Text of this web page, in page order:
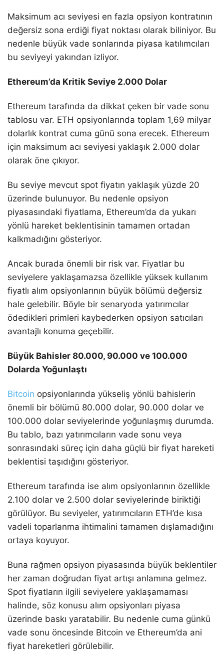
Maksimum acı seviyesi en fazla opsiyon kontratının
değersiz sona erdiği fiyat noktası olarak biliniyor. Bu
nedenle büyük vade sonlarında piyasa katılımcıları
bu seviyeyi yakından izliyor.
Ethereum’da Kritik Seviye 2.000 Dolar
Ethereum tarafında da dikkat çeken bir vade sonu
tablosu var. ETH opsiyonlarında toplam 1,69 milyar
dolarlık kontrat cuma günü sona erecek. Ethereum
için maksimum acı seviyesi yaklaşık 2.000 dolar
olarak öne çıkıyor.
Bu seviye mevcut spot fiyatın yaklaşık yüzde 20
üzerinde bulunuyor. Bu nedenle opsiyon
piyasasındaki fiyatlama, Ethereum’da da yukarı
yönlü hareket beklentisinin tamamen ortadan
kalkmadığını gösteriyor.
Ancak burada önemli bir risk var. Fiyatlar bu
seviyelere yaklaşamazsa özellikle yüksek kullanım
fiyatlı alım opsiyonlarının büyük bölümü değersiz
hale gelebilir. Böyle bir senaryoda yatırımcılar
ödedikleri primleri kaybederken opsiyon satıcıları
avantajlı konuma geçebilir.
Büyük Bahisler 80.000, 90.000 ve 100.000
Dolarda Yoğunlaştı
Bitcoin opsiyonlarında yükseliş yönlü bahislerin
önemli bir bölümü 80.000 dolar, 90.000 dolar ve
100.000 dolar seviyelerinde yoğunlaşmış durumda.
Bu tablo, bazı yatırımcıların vade sonu veya
sonrasındaki süreç için daha güçlü bir fiyat hareketi
beklentisi taşıdığını gösteriyor.
Ethereum tarafında ise alım opsiyonlarının özellikle
2.100 dolar ve 2.500 dolar seviyelerinde biriktiği
görülüyor. Bu seviyeler, yatırımcıların ETH’de kısa
vadeli toparlanma ihtimalini tamamen dışlamadığını
ortaya koyuyor.
Buna rağmen opsiyon piyasasında büyük beklentiler
her zaman doğrudan fiyat artışı anlamına gelmez.
Spot fiyatların ilgili seviyelere yaklaşamaması
halinde, söz konusu alım opsiyonları piyasa
üzerinde baskı yaratabilir. Bu nedenle cuma günkü
vade sonu öncesinde Bitcoin ve Ethereum’da ani
fiyat hareketleri görülebilir.